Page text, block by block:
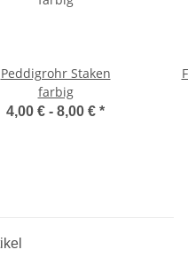
Peddigrohr Staken
farbig
4,00 € - 8,00 € *